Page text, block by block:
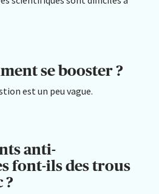
se booster ?
est un peu vague.
anti-
font-ils des trous
?